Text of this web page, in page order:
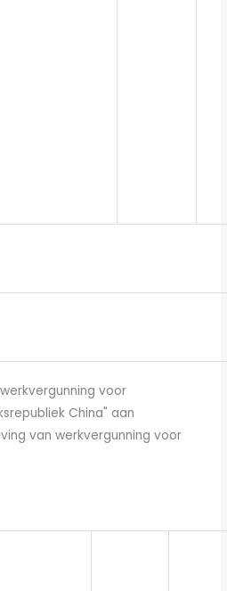
voor
China" aan
van werkvergunning voor